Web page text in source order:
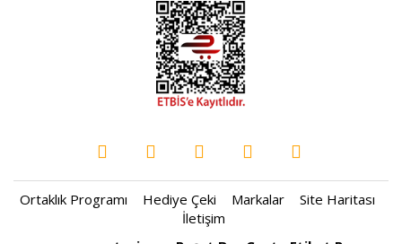
Ortaklık Programı Hediye Çeki Markalar
Site Haritası
İletişim